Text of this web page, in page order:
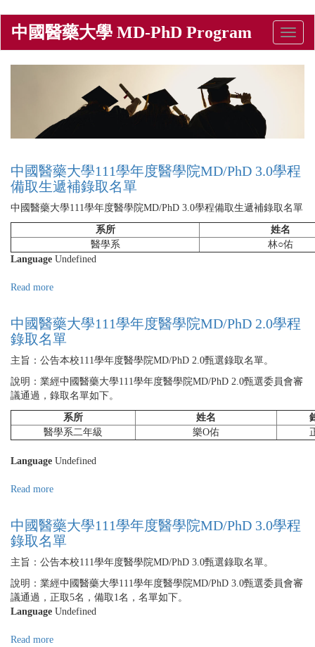
main
content
中國醫藥大學 MD-PhD Program
Toggle
中國醫藥大學111學年度醫學院MD/PhD 3.0學程
備取生遞補錄取名單
中國醫藥大學111學年度醫學院MD/PhD 3.0學程備取生遞補錄取名單
系所
姓名
醫學系
林○佑
Language Undefined
Read more
國
醫
藥
大
111
學
年
度
醫
學
程
備
生
遞
補
錄
中國醫藥大學111學年度醫學院MD/PhD 2.0學程
錄取名單
主旨：公告本校111學年度醫學院MD/PhD 2.0甄選錄取名單。
說明：業經中國醫藥大學111學年度醫學院MD/PhD 2.0甄選委員會審
議通過，錄取名單如下。
系所 姓名
醫學系二年級
樂O佑
Language Undefined
Read more
國
醫
藥
大
111
學
年
中國醫藥大學111學年度醫學院MD/PhD 3.0學程
錄取名單
主旨：公告本校111學年度醫學院MD/PhD 3.0甄選錄取名單。
說明：業經中國醫藥大學111學年度醫學院MD/PhD 3.0甄選委員會審
議通過，正取5名，備取1名，名單如下。
Language Undefined
Read more